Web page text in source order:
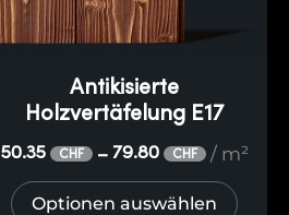
Antikisierte
Holzvertäfelung E17
50.35 CHF – 79.80 CHF / m²
Optionen auswählen